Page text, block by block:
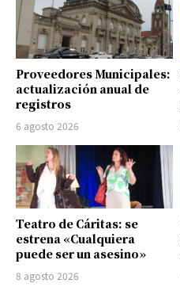
Proveedores Municipales:
actualización anual de
registros
6 agosto 2026
Teatro de Cáritas: se
estrena «Cualquiera
puede ser un asesino»
8 agosto 2026